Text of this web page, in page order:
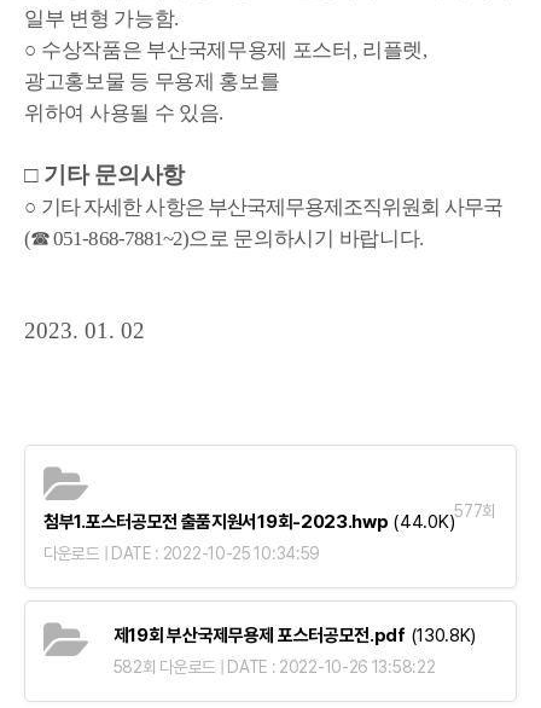
일부 변형 가능함.
○ 수상작품은 부산국제무용제 포스터 , 리플렛,
광고홍보물 등 무용제 홍보를
위하여 사용될 수 있음.
□ 기타 문의사항
○ 기타 자세한 사항은 부산국제무용제조직위원회 사무국
(☎051-868-7881~2)으로 문의하시기 바랍니다.
2023. 01. 02
첨부1.포스터공모전 출품지원서19회-2023.hwp (44.0K)577회
다운로드 | DATE : 2022-10-25 10:34:59
제19회 부산국제무용제 포스터공모전.pdf (130.8K)
582회 다운로드 | DATE : 2022-10-26 13:58:22